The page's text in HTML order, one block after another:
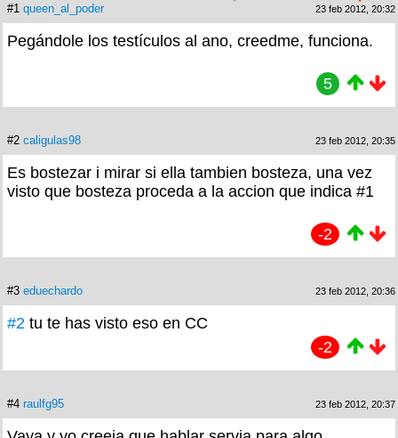
#1 queen_al_poder 23 feb 2012, 20:32
Pegándole los testículos al ano, creedme, funciona.
5
#2 caligulas98 23 feb 2012, 20:35
Es bostezar i mirar si ella tambien bosteza, una vez
visto que bosteza proceda a la accion que indica #1
-2
#3 eduechardo 23 feb 2012, 20:36
#2 tu te has visto eso en CC
-2
#4 raulfg95 23 feb 2012, 20:37